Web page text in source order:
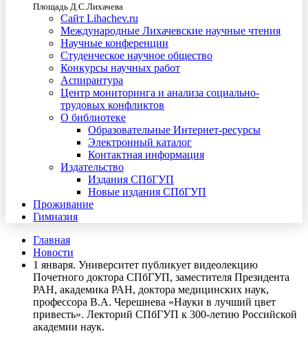
Площадь Д.С.Лихачева
Сайт Lihachev.ru
Международные Лихачевские научные чтения
Научные конференции
Студенческое научное общество
Конкурсы научных работ
Аспирантура
Центр мониторинга и анализа социально-
трудовых конфликтов
О библиотеке
Образовательные Интернет-ресурсы
Электронный каталог
Контактная информация
Издательство
Издания СПбГУП
Новые издания СПбГУП
Проживание
Гимназия
Главная
Новости
1 января. Университет публикует видеолекцию
Почетного доктора СПбГУП, заместителя Президента
РАН, академика РАН, доктора медицинских наук,
профессора В.А. Черешнева «Науки в лучший цвет
привесть». Лекторий СПбГУП к 300-летию Российской
академии наук.